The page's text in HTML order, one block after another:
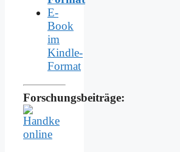
E-
Book
im
Kindle-
Format
Forschungsbeiträge: